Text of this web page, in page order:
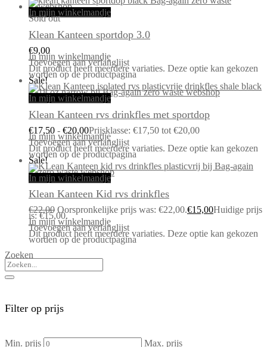
In mijn winkelmandje
Sold out
Klean Kanteen sportdop 3.0
€9,00
In mijn winkelmandje
Toevoegen aan verlanglijst
Dit product heeft meerdere variaties. Deze optie kan gekozen
worden op de productpagina
Sale!
In mijn winkelmandje
Klean Kanteen rvs drinkfles met sportdop
€17,50 - €20,00Prijsklasse: €17,50 tot €20,00
In mijn winkelmandje
Toevoegen aan verlanglijst
Dit product heeft meerdere variaties. Deze optie kan gekozen
worden op de productpagina
Sale!
In mijn winkelmandje
Klean Kanteen Kid rvs drinkfles
€22,00 Oorspronkelijke prijs was: €22,00.€15,00Huidige prijs
is: €15,00.
In mijn winkelmandje
Toevoegen aan verlanglijst
Dit product heeft meerdere variaties. Deze optie kan gekozen
worden op de productpagina
Zoeken
Filter op prijs
Min. prijs Max. prijs